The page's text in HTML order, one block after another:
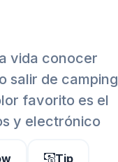
vida conocer
salir de camping
favorito es el
y electrónico
Tip